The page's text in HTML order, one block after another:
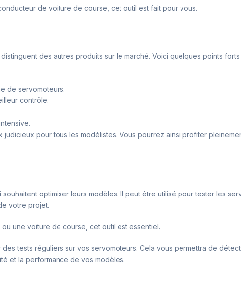
de voiture de course, cet outil est fait pour vous.
des autres produits sur le marché. Voici quelques points forts
de servomoteurs.
contrôle.
pour tous les modélistes. Vous pourrez ainsi profiter
optimiser leurs modèles. Il peut être utilisé pour tester les
votre projet.
une voiture de course, cet outil est essentiel.
tests réguliers sur vos servomoteurs. Cela vous permettra de
et la performance de vos modèles.